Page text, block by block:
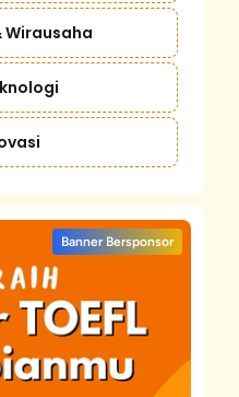
Banner Bersponsor